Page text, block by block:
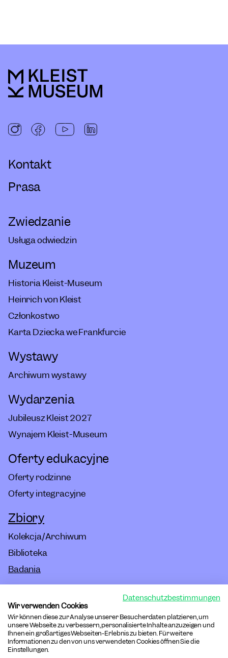
Kontakt
Prasa
Zwiedzanie
Usługa odwiedzin
Muzeum
Historia Kleist-Museum
Heinrich von Kleist
Członkostwo
Karta Dziecka we Frankfurcie
Wystawy
Archiwum wystawy
Wydarzenia
Jubileusz Kleist 2027
Wynajem Kleist-Museum
Oferty edukacyjne
Oferty rodzinne
Oferty integracyjne
Zbiory
Kolekcja/Archiwum
Biblioteka
Badania
Impressum
Regulamin Domu
Dostępność
Datenschutzbestimmungen
Wir verwenden Cookies
Wir können diese zur Analyse unserer Besucherdaten platzieren, um
unsere Webseite zu verbessern, personalisierte Inhalte anzuzeigen und
Ihnen ein großartiges Webseiten-Erlebnis zu bieten. Für weitere
Informationen zu den von uns verwendeten Cookies öffnen Sie die
Einstellungen.